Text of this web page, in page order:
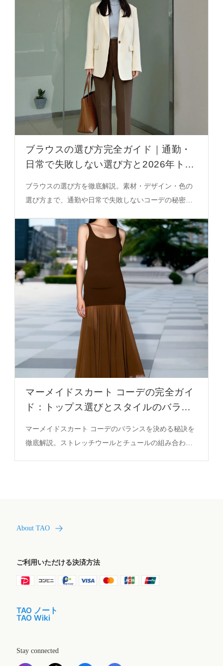
ブラウスの選び方完全ガイド｜通勤・
日常で失敗しない選び方と2026年トレ
ブラウスの選び方を徹底解説。素材・デザイン・色の
選び方まで、通勤や日常で失敗しないコーデの秘密を
ラペルの違いも解説。必見の決定版ガイド。
マーメイドスカート コーデの完全ガイ
ド：トップス選びとスタイルのバラン
マーメイドスカート コーデのバランスを決める秘訣を
徹底解説。ストレッチウールとチュールの組み合わせ
About TAO
ご利用いただける決済方法
TAO ノート
TAO Wiki
Stay connected